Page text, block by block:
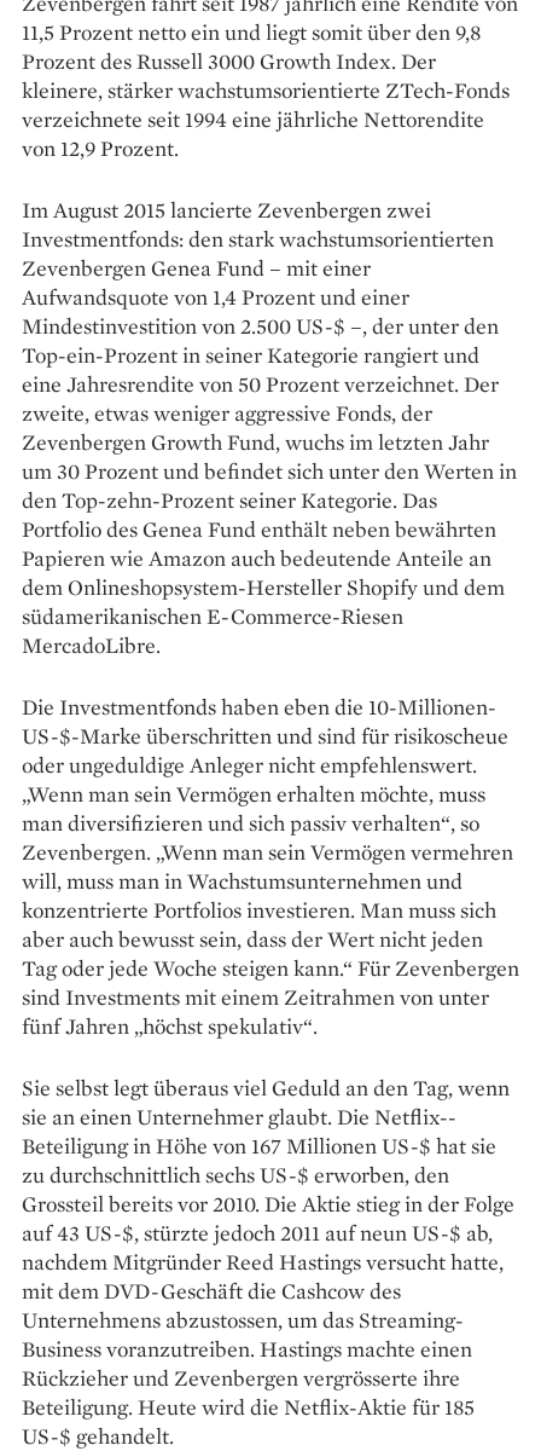
11,5 Prozent netto ein und liegt somit über den 9,8
Prozent des Russell 3000 Growth Index. Der
kleinere, stärker wachstumsorientierte ZTech-Fonds
verzeichnete seit 1994 eine jährliche Nettorendite
von 12,9 Prozent.
Im August 2015 lancierte Zevenbergen zwei
Investmentfonds: den stark wachstumsorientierten
Zevenbergen Genea Fund – mit einer
Aufwandsquote von 1,4 Prozent und einer
Mindestinvestition von 2.500 US-$ –, der unter den
Top-ein-Prozent in seiner Kategorie rangiert und
eine Jahresrendite von 50 Prozent verzeichnet. Der
zweite, etwas weniger aggressive Fonds, der
Zevenbergen Growth Fund, wuchs im letzten Jahr
um 30 Prozent und befindet sich unter den Werten in
den Top-zehn-Prozent seiner Kategorie. Das
Portfolio des Genea Fund enthält neben bewährten
Papieren wie Amazon auch bedeutende Anteile an
dem Onlineshopsystem-Hersteller Shopify und dem
südamerikanischen E-Commerce-Riesen
MercadoLibre.
Die Investmentfonds haben eben die 10-Millionen-
US-$-Marke überschritten und sind für risikoscheue
oder ungeduldige Anleger nicht empfehlenswert.
„Wenn man sein Vermögen erhalten möchte, muss
man diversifizieren und sich passiv verhalten“, so
Zevenbergen. „Wenn man sein Vermögen vermehren
will, muss man in Wachstumsunternehmen und
konzentrierte Portfolios investieren. Man muss sich
aber auch bewusst sein, dass der Wert nicht jeden
Tag oder jede Woche steigen kann.“ Für Zevenbergen
sind Investments mit ­einem Zeitrahmen von unter
fünf Jahren „höchst spekulativ“.
Sie selbst legt überaus viel Geduld an den Tag, wenn
sie an einen Unternehmer glaubt. Die Netflix-­
Beteiligung in Höhe von 167 Millionen US-$ hat sie
zu durchschnittlich sechs US-$ erworben, den
Grossteil bereits vor 2010. Die Aktie stieg in der Folge
auf 43 US-$, stürzte jedoch 2011 auf neun US-$ ab,
nachdem Mitgründer Reed Hastings versucht hatte,
mit dem DVD-Geschäft die Cashcow des
Unternehmens abzustossen, um das Streaming-
Business voranzutreiben. Hastings machte einen
Rückzieher und Zevenbergen vergrösserte ihre
Beteiligung. Heute wird die Netflix-Aktie für 185
US-$ gehandelt.